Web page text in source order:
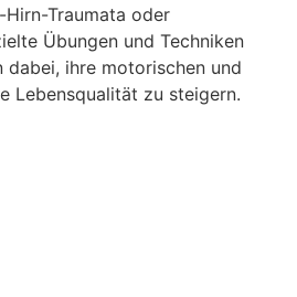
Hirn-Traumata oder
Übungen und Techniken
ihre motorischen und
Lebensqualität zu steigern.